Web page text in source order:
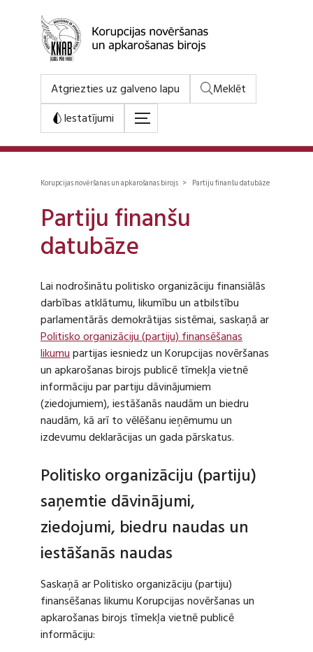
Atgriezties uz galveno lapu
Meklēt
Iestatījumi
Korupcijas novēršanas un apkarošanas birojs > Partiju finanšu datubāze
Partiju finanšu
datubāze
Lai nodrošinātu politisko organizāciju finansiālās
darbības atklātumu, likumību un atbilstību
parlamentārās demokrātijas sistēmai, saskaņā ar
Politisko organizāciju (partiju) finansēšanas
likumupartijas iesniedz un Korupcijas novēršanas
un apkarošanas birojs publicē tīmekļa vietnē
informāciju par partiju dāvinājumiem
(ziedojumiem), iestāšanās naudām un biedru
naudām, kā arī to vēlēšanu ieņēmumu un
izdevumu deklarācijas un gada pārskatus.
Politisko organizāciju (partiju)
saņemtie dāvinājumi,
ziedojumi, biedru naudas un
iestāšanās naudas
Saskaņā ar Politisko organizāciju (partiju)
finansēšanas likumu Korupcijas novēršanas un
apkarošanas birojs tīmekļa vietnē publicē
informāciju: